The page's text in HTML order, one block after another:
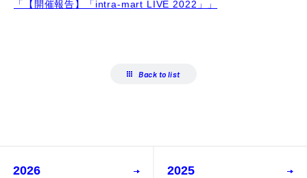
「【開催報告】「intra-mart LIVE 2022」」
Back to list
2026 2025